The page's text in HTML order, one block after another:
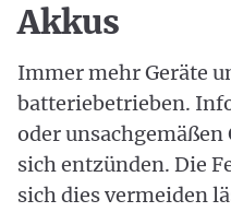
Akkus
Immer mehr Geräte
batteriebetrieben.
oder unsachgemäßen
sich entzünden. Die
sich dies vermeiden